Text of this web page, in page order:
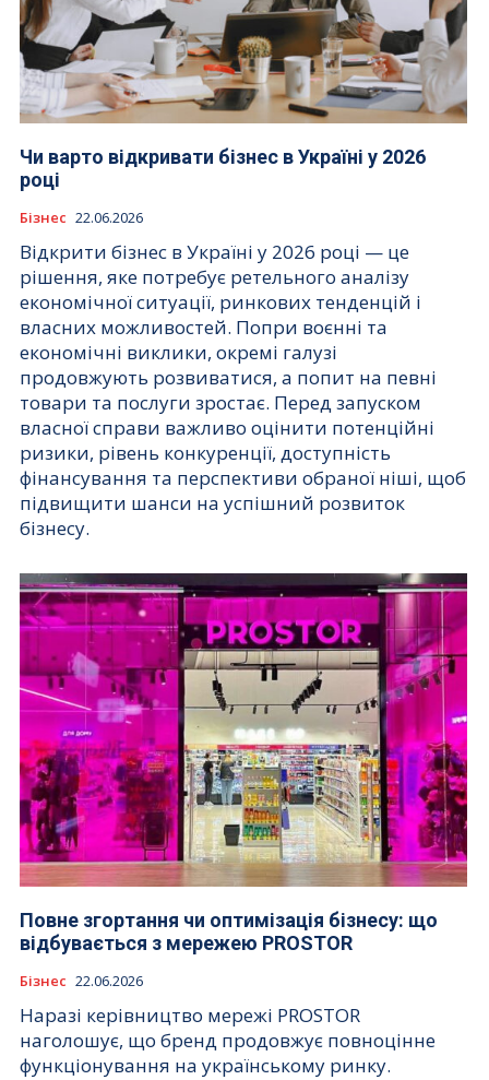
Чи варто відкривати бізнес в Україні у 2026
році
Бізнес 22.06.2026
Відкрити бізнес в Україні у 2026 році — це
рішення, яке потребує ретельного аналізу
економічної ситуації, ринкових тенденцій і
власних можливостей. Попри воєнні та
економічні виклики, окремі галузі
продовжують розвиватися, а попит на певні
товари та послуги зростає. Перед запуском
власної справи важливо оцінити потенційні
ризики, рівень конкуренції, доступність
фінансування та перспективи обраної ніші, щоб
підвищити шанси на успішний розвиток
бізнесу.
Повне згортання чи оптимізація бізнесу: що
відбувається з мережею PROSTOR
Бізнес 22.06.2026
Наразі керівництво мережі PROSTOR
наголошує, що бренд продовжує повноцінне
функціонування на українському ринку.